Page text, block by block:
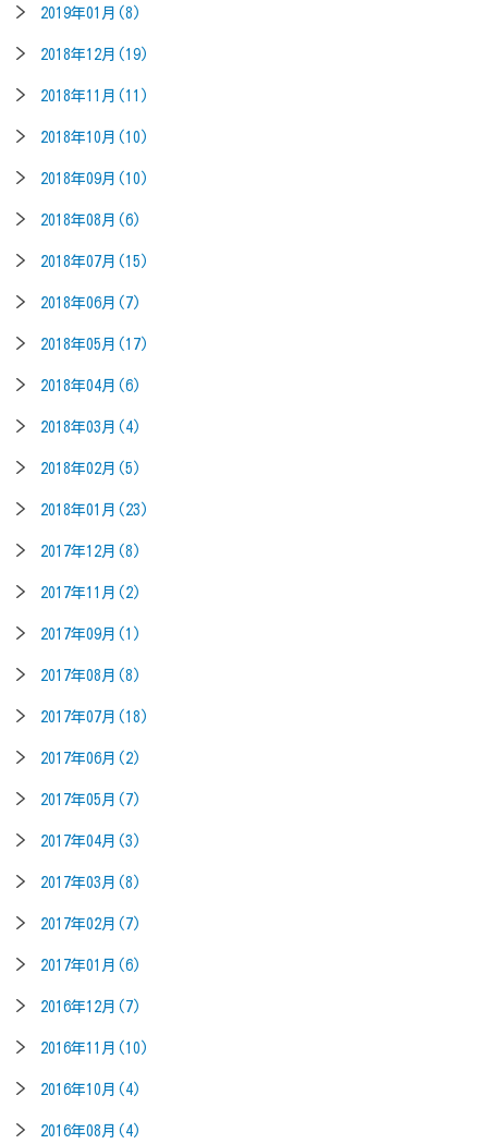
2019年01月(8)
2018年12月(19)
2018年11月(11)
2018年10月(10)
2018年09月(10)
2018年08月(6)
2018年07月(15)
2018年06月(7)
2018年05月(17)
2018年04月(6)
2018年03月(4)
2018年02月(5)
2018年01月(23)
2017年12月(8)
2017年11月(2)
2017年09月(1)
2017年08月(8)
2017年07月(18)
2017年06月(2)
2017年05月(7)
2017年04月(3)
2017年03月(8)
2017年02月(7)
2017年01月(6)
2016年12月(7)
2016年11月(10)
2016年10月(4)
2016年08月(4)